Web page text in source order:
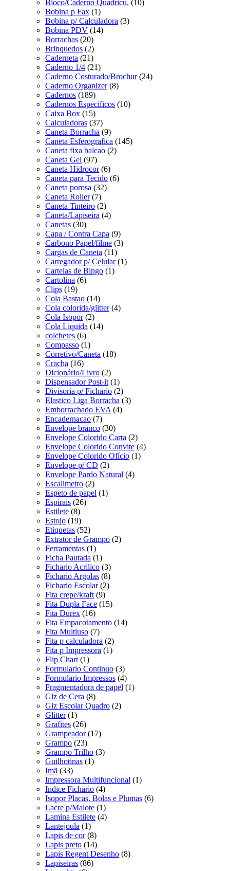
Bloco/Caderno Quadricu. (10)
Bobina p Fax (1)
Bobina p/ Calculadora (3)
Bobina PDV (14)
Borrachas (20)
Brinquedos (2)
Caderneta (21)
Caderno 1/4 (21)
Caderno Costurado/Brochur (24)
Caderno Organizer (8)
Cadernos (189)
Cadernos Especificos (10)
Caixa Box (15)
Calculadoras (37)
Caneta Borracha (9)
Caneta Esferografica (145)
Caneta fixa balcao (2)
Caneta Gel (97)
Caneta Hidrocor (6)
Caneta para Tecido (6)
Caneta porosa (32)
Caneta Roller (7)
Caneta Tinteiro (2)
Caneta/Lapiseira (4)
Canetas (30)
Capa / Contra Capa (9)
Carbono Papel/filme (3)
Cargas de Caneta (11)
Carregador p/ Celular (1)
Cartelas de Bingo (1)
Cartolina (6)
Clips (19)
Cola Bastao (14)
Cola colorida/glitter (4)
Cola Isopor (2)
Cola Liquida (14)
colchetes (6)
Compasso (1)
Corretivo/Caneta (18)
Cracha (16)
Dicionário/Livro (2)
Dispensador Post-it (1)
Divisoria p/ Fichario (2)
Elastico Liga Borracha (3)
Emborrachado EVA (4)
Encadernacao (7)
Envelope branco (30)
Envelope Colorido Carta (2)
Envelope Colorido Convite (4)
Envelope Colorido Ofício (1)
Envelope p/ CD (2)
Envelope Pardo Natural (4)
Escalimetro (2)
Espeto de papel (1)
Espirais (26)
Estilete (8)
Estojo (19)
Etiquetas (52)
Extrator de Grampo (2)
Ferramentas (1)
Ficha Pautada (1)
Fichario Acrilico (3)
Fichario Argolas (8)
Fichario Escolar (2)
Fita crepe/kraft (9)
Fita Dupla Face (15)
Fita Durex (16)
Fita Empacotamento (14)
Fita Multiuso (7)
Fita p calculadora (2)
Fita p Impressora (1)
Flip Chart (1)
Formulario Continuo (3)
Formulario Impressos (4)
Fragmentadora de papel (1)
Giz de Cera (8)
Giz Escolar Quadro (2)
Glitter (1)
Grafites (26)
Grampeador (17)
Grampo (23)
Grampo Trilho (3)
Guilhotinas (1)
Imã (33)
Impressora Multifuncional (1)
Indice Fichario (4)
Isopor Placas, Bolas e Plumas (6)
Lacre p/Malote (1)
Lamina Estilete (4)
Lantejoula (1)
Lapis de cor (8)
Lapis preto (14)
Lapis Regent Desenho (8)
Lapiseiras (86)